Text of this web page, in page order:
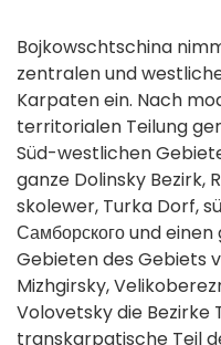
Bojkowschtschina
zentralen und
Karpaten ein. Nach
territorialen Teilung
Süd-westlichen
ganze Dolinsky Bezirk,
skolewer, Turka Dorf,
Самборского und
Gebieten des Gebiets
Mizhgirsky,
Volovetsky die Bezirke
transkarpatische Teil